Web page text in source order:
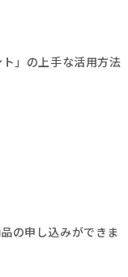
」の上手な活用方法
の申し込みができま